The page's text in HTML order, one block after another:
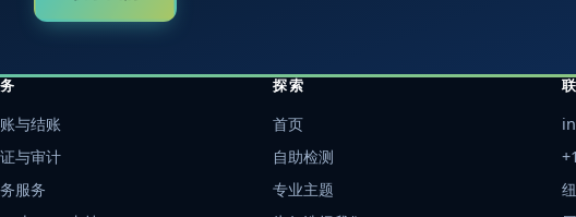
与结账
与审计
服务
探索
首页
自助检测
专业主题